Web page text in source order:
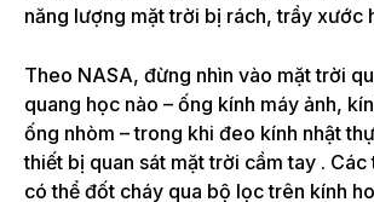
năng lượng mặt trời bị rách, trầy xước
Theo NASA, đừng nhìn vào mặt trời
quang học nào – ống kính máy ảnh,
ống nhòm – trong khi đeo kính nhật
thiết bị quan sát mặt trời cầm tay . Các
có thể đốt cháy qua bộ lọc trên kính